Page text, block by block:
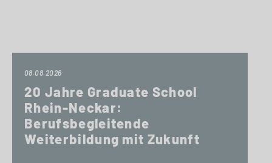
08.08.2026
20 Jahre Graduate School
Rhein-Neckar:
Berufsbegleitende
Weiterbildung mit Zukunft